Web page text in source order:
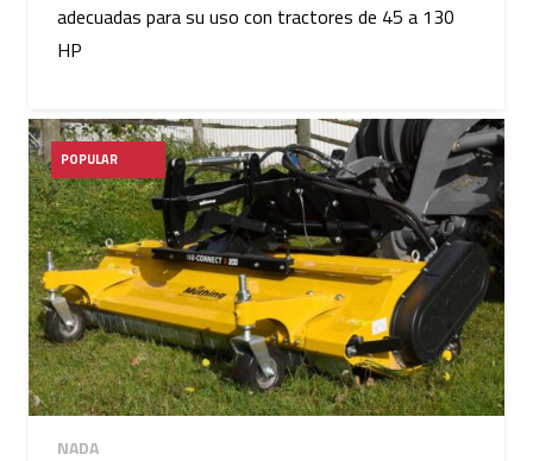
adecuadas para su uso con tractores de 45 a 130
HP
POPULAR
NADA